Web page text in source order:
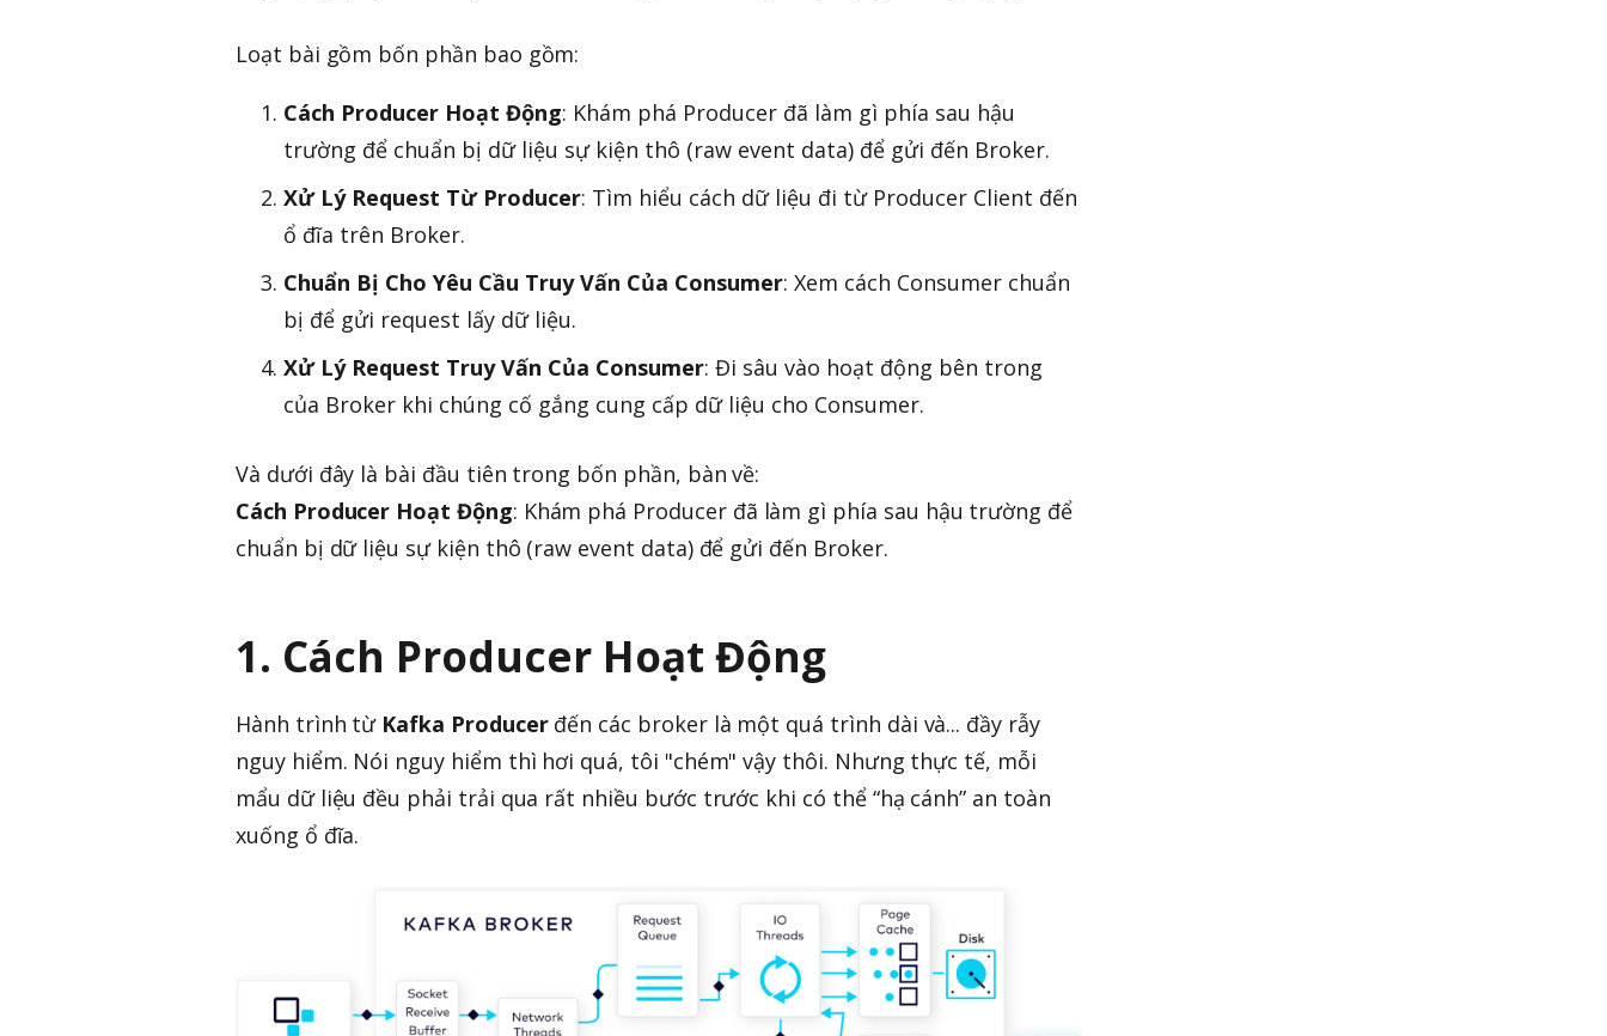
Loạt bài gồm bốn phần bao gồm:
Cách Producer Hoạt Động: Khám phá Producer đã làm gì phía sau hậu
trường để chuẩn bị dữ liệu sự kiện thô (raw event data) để gửi đến Broker.
Xử Lý Request Từ Producer: Tìm hiểu cách dữ liệu đi từ Producer Client đến
ổ đĩa trên Broker.
Chuẩn Bị Cho Yêu Cầu Truy Vấn Của Consumer: Xem cách Consumer chuẩn
bị để gửi request lấy dữ liệu.
Xử Lý Request Truy Vấn Của Consumer: Đi sâu vào hoạt động bên trong
của Broker khi chúng cố gắng cung cấp dữ liệu cho Consumer.
Và dưới đây là bài đầu tiên trong bốn phần, bàn về:
Cách Producer Hoạt Động: Khám phá Producer đã làm gì phía sau hậu trường để
chuẩn bị dữ liệu sự kiện thô (raw event data) để gửi đến Broker.
1. Cách Producer Hoạt Động
Hành trình từ Kafka Producerđến các broker là một quá trình dài và... đầy rẫy
nguy hiểm. Nói nguy hiểm thì hơi quá, tôi "chém" vậy thôi. Nhưng thực tế, mỗi
mẩu dữ liệu đều phải trải qua rất nhiều bước trước khi có thể “hạ cánh” an toàn
xuống ổ đĩa.